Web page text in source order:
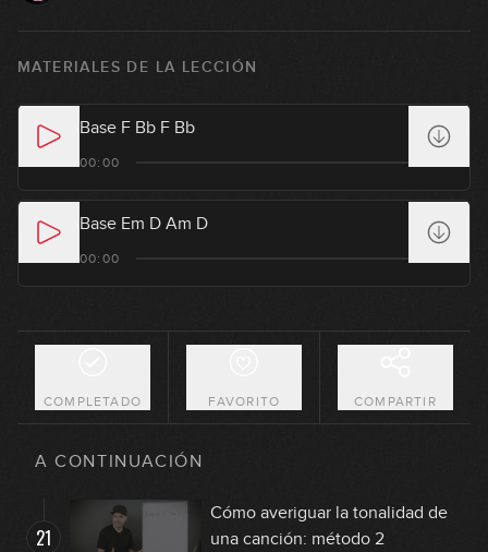
MATERIALES DE LA LECCIÓN
Base F Bb F Bb
00:00
Base Em D Am D
00:00
COMPLETADO FAVORITO COMPARTIR
A CONTINUACIÓN
16
07:22
notas
17
10:43
La tonalidad menor: cómo se
18
14:13
La tonalidad menor: exploración
sonora y escala frigia española
19
La tonalidad menor: el relativo
12:04
Cómo averiguar la tonalidad de
21
Cómo averiguar la tonalidad de
una canción: método 2